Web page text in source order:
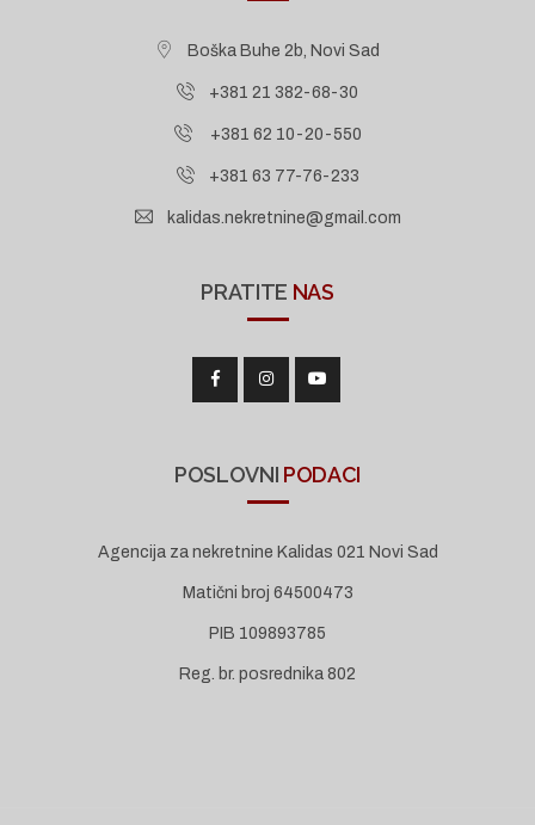
Boška Buhe 2b, Novi Sad
+381 21 382-68-30
+381 62 10-20-550
+381 63 77-76-233
kalidas.nekretnine@gmail.com
PRATITE NAS
POSLOVNI PODACI
Agencija za nekretnine Kalidas 021 Novi Sad
Matični broj 64500473
PIB 109893785
Reg. br. posrednika 802